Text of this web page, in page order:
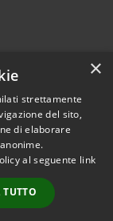
2026 • Comune di
• Powered by
•
Accesso
×
strettamente
del sito,
di elaborare
al seguente link
TUTTO